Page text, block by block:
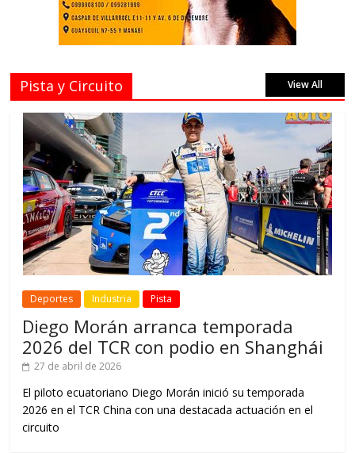
Pista y Circuito View All
Deportes Industria Pista
Diego Morán arranca temporada
2026 del TCR con podio en Shanghái
27 de abril de 2026
El piloto ecuatoriano Diego Morán inició su temporada
2026 en el TCR China con una destacada actuación en el
circuito